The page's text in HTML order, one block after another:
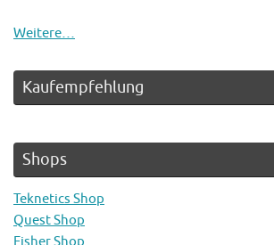
Weitere…
Kaufempfehlung
Shops
Teknetics Shop
Quest Shop
Fisher Shop